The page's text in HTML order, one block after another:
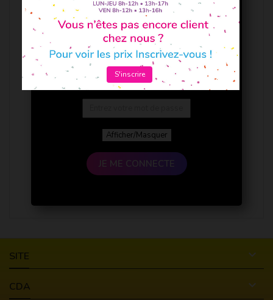
Afficher/Masquer
JE ME CONNECTE
SITE 
CDA 
S'inscrire